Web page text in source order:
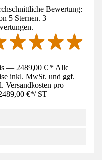
Bewertung:
5 Sternen. 3
— 2489,00 € * Alle
inkl. MwSt. und ggf.
Versandkosten pro
€*/ ST